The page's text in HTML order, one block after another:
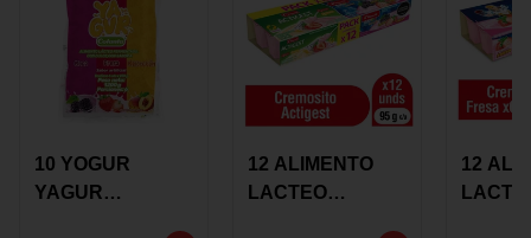
10 YOGUR
YAGUR
12 ALIMENTO
LACTEO
12